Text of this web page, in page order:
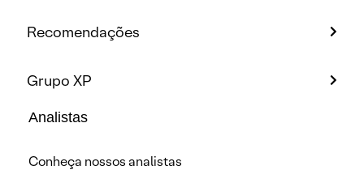
Recomendações
Grupo XP
Analistas
Conheça nossos analistas